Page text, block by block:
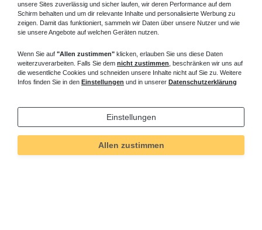
unsere Sites zuverlässig und sicher laufen, wir deren Performance auf dem
Schirm behalten und um dir relevante Inhalte und personalisierte Werbung zu
zeigen. Damit das funktioniert, sammeln wir Daten über unsere Nutzer und wie
sie unsere Angebote auf welchen Geräten nutzen.
Wenn Sie auf "Allen zustimmen" klicken, erlauben Sie uns diese Daten
weiterzuverarbeiten. Falls Sie dem nicht zustimmen , beschränken wir uns auf
die wesentliche Cookies und schneiden unsere Inhalte nicht auf Sie zu. Weitere
Infos finden Sie in den Einstellungen und in unserer Datenschutzerklärung
Einstellungen
Allen zustimmen